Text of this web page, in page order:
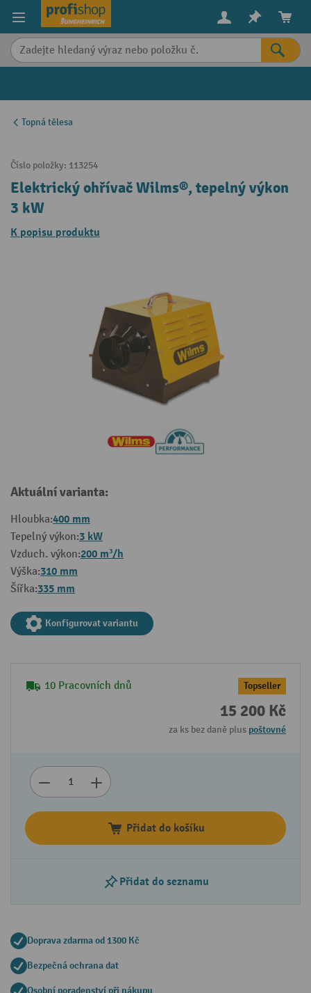
content
Topná tělesa
Číslo položky: 113254
Elektrický ohřívač Wilms®, tepelný výkon
3 kW
K popisu produktu
Aktuální varianta:
Hloubka:400 mm
Tepelný výkon:3 kW
Vzduch. výkon:200 m³/h
Výška:310 mm
Šířka:335 mm
Konfigurovat variantu
10 Pracovních dnů Topseller
15 200 Kč
za ks bez daně plus poštovné
Přidat do košíku
Přidat do seznamu
Doprava zdarma od 1300 Kč
Bezpečná ochrana dat